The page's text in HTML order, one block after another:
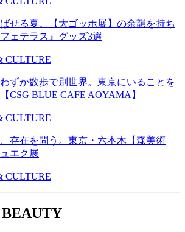
せる夏。【大ゴッホ展】の余韻を持ち
ェテラス』グッズ3選
CULTURE
ずか数歩で別世界。東京にいることを
CSG BLUE CAFE AOYAMA】
CULTURE
存在を問う。東京・六本木【森美術
エク展
CULTURE